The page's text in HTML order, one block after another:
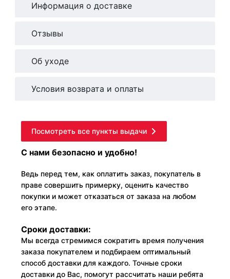
Информация о доставке
Отзывы
Об уходе
Условия возврата и оплаты
Посмотреть все пункты выдачи
С нами безопасно и удобно!
Ведь перед тем, как оплатить заказ, покупатель в
праве совершить примерку, оценить качество
покупки и может отказаться от заказа на любом
его этапе.
Сроки доставки:
Мы всегда стремимся сократить время получения
заказа покупателем и подбираем оптимальный
способ доставки для каждого. Точные сроки
доставки до Вас, помогут рассчитать наши ребята